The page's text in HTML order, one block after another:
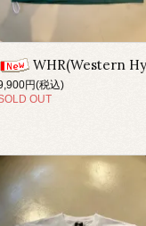
WHR(Western Hydrodynamic Research) / WORKER JTEE /
円(税込)
OUT